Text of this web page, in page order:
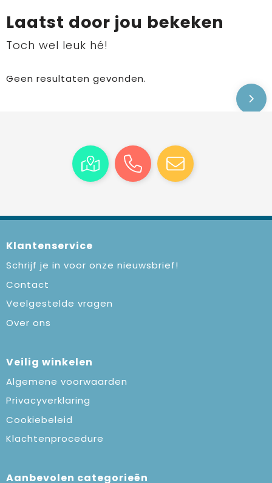
Laatst door jou bekeken
Toch wel leuk hé!
Geen resultaten gevonden.
Klantenservice
Schrijf je in voor onze nieuwsbrief!
Contact
Veelgestelde vragen
Over ons
Veilig winkelen
Algemene voorwaarden
Privacyverklaring
Cookiebeleid
Klachtenprocedure
Aanbevolen categorieën